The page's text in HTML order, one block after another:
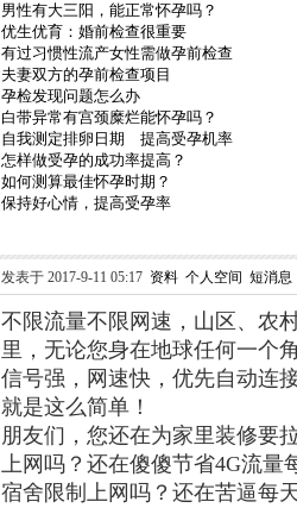
男性有大三阳，能正常怀孕吗？
优生优育：婚前检查很重要
有过习惯性流产女性需做孕前检查
夫妻双方的孕前检查项目
孕检发现问题怎么办
白带异常有宫颈糜烂能怀孕吗？
自我测定排卵日期 提高受孕机率
怎样做受孕的成功率提高？
如何测算最佳怀孕时期？
保持好心情，提高受孕率
发表于 2017-9-11 05:17 资料 个人空间 短消息
不限流量不限网速，山区、农
里，无论您身在地球任何一个
信号强，网速快，优先自动连
就是这么简单！
朋友们，您还在为家里装修要
上网吗？还在傻傻节省4G流量
宿舍限制上网吗？还在苦逼每